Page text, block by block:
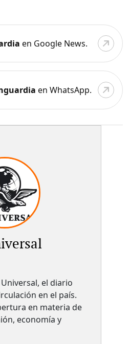
en Google News.
en WhatsApp.
Universal, el diario
en el país.​
en materia de
economía y